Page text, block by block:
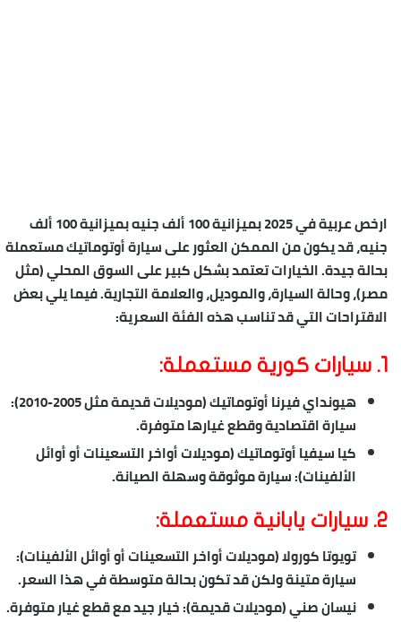
ارخص عربية في 2025 بميزانية 100 ألف جنيه بميزانية 100 ألف
جنيه، قد يكون من الممكن العثور على سيارة أوتوماتيك مستعملة
بحالة جيدة. الخيارات تعتمد بشكل كبير على السوق المحلي (مثل
مصر)، وحالة السيارة، والموديل، والعلامة التجارية. فيما يلي بعض
الاقتراحات التي قد تناسب هذه الفئة السعرية:
1. سيارات كورية مستعملة:
هيونداي فيرنا أوتوماتيك
(موديلات قديمة مثل 2005-2010):
سيارة اقتصادية وقطع غيارها متوفرة.
كيا سيفيا أوتوماتيك(موديلات أواخر التسعينات أو أوائل
الألفينات): سيارة موثوقة وسهلة الصيانة.
2. سيارات يابانية مستعملة:
تويوتا كورولا(موديلات أواخر التسعينات أو أوائل الألفينات):
سيارة متينة ولكن قد تكون بحالة متوسطة في هذا السعر.
نيسان صني(موديلات قديمة): خيار جيد مع قطع غيار متوفرة.